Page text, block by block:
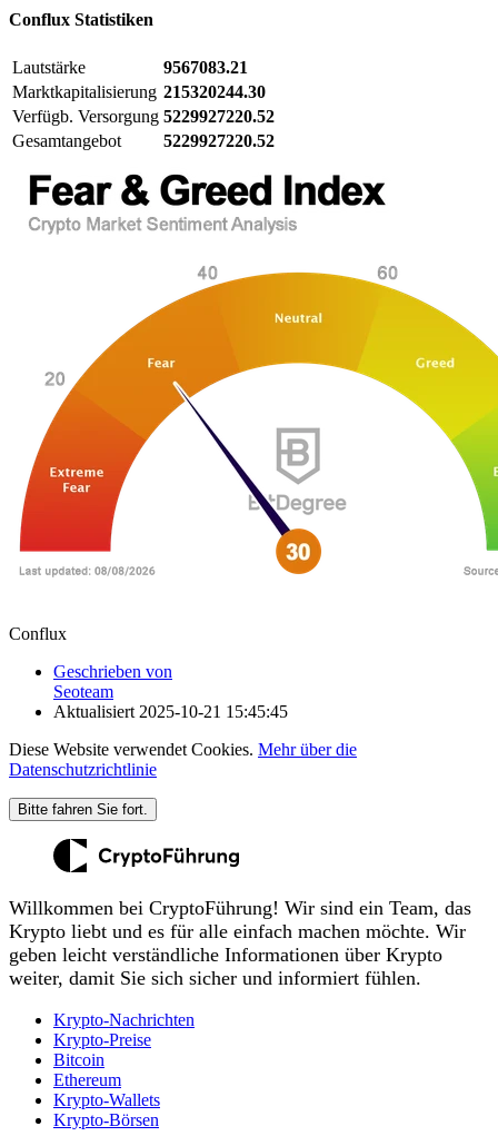
Conflux Statistiken
Lautstärke
9567083.21
Marktkapitalisierung 215320244.30
Verfügb. Versorgung 5229927220.52
Gesamtangebot
5229927220.52
Conflux
Geschrieben von
Seoteam
Aktualisiert 2025-10-21 15:45:45
Diese Website verwendet Cookies. Mehr über die
Datenschutzrichtlinie
Bitte fahren Sie fort.
Willkommen bei CryptoFührung! Wir sind ein Team, das
Krypto liebt und es für alle einfach machen möchte. Wir
geben leicht verständliche Informationen über Krypto
weiter, damit Sie sich sicher und informiert fühlen.
Krypto-Nachrichten
Krypto-Preise
Bitcoin
Ethereum
Krypto-Wallets
Krypto-Börsen